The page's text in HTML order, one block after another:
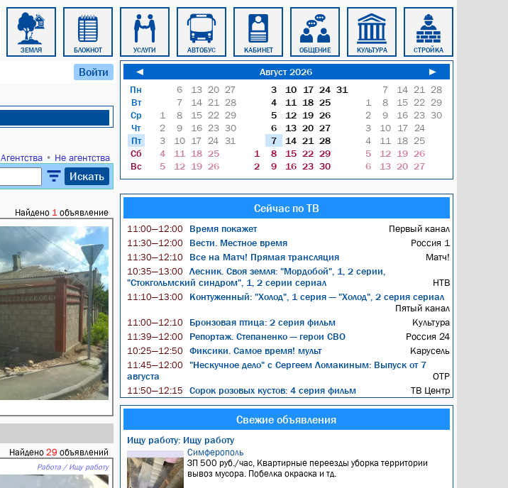
ЗЕМЛЯ БЛОКНОТ УСЛУГИ АВТОБУС КАБИНЕТ ОБЩЕНИЕ КУЛЬТУРА СТРОЙКА
Войти
Агентства• Не агентства
Искать
Найдено 1объявление
Найдено 29 объявлений
Работа / Ищу работу
◄ Август 2026
►
Пн
Вт
Ср
Чт
Пт
Сб
Вс
6 13 20 27
7
14 21
28
1
8 15 22 29
2
9 16 23 30
3
10 17 24 31
4
11 18 25
5
12 19 26
3 10 17 24 31
4
11 18 25
5
12 19 26
6
13 20 27
7
14 21
28
1
8 15 22 29
2
9 16 23 30
7 14 21
28
1
8 15 22 29
2
9 16 23 30
3
10 17
24
4
11 18 25
5
12 19 26
6
13 20 27
Сейчас по ТВ
11:00—12:00 Время покажет Первый канал
11:30—12:00 Вести. Местное время Россия 1
11:30—12:10 Все на Матч! Прямая трансляция Матч!
10:35—13:00
Лесник. Своя земля: "Мордобой", 1, 2 серии,
"Стокгольмский синдром", 1, 2 серии сериал
НТВ
11:10—13:00
Контуженный: "Холод", 1 серия — "Холод", 2 серия сериал
Пятый канал
11:00—12:10 Бронзовая птица: 2 серия фильм Культура
11:39—12:00 Репортаж. Степаненко — герои СВО Россия 24
10:25—12:50 Фиксики. Самое время! мульт Карусель
11:45—12:00
"Нескучное дело" с Сергеем Ломакиным: Выпуск от 7
августа
ОТР
11:50—12:15 Сорок розовых кустов: 4 серия фильм ТВ Центр
Свежие объявления
Ищу работу: Ищу работу
Симферополь
ЗП 500 руб./час, Квартирные переезды уборка территории
вывоз мусора. Побелка окраска и тд.